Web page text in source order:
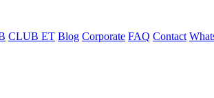
CLUB ET Blog Corporate FAQ Contact